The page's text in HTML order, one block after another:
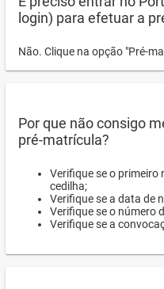
login) para efetuar a
Não. Clique na opção "Pré-
Por que não consigo
pré-matrícula?
Verifique se o primeiro
cedilha;
Verifique se a data de
Verifique se o número
Verifique se a